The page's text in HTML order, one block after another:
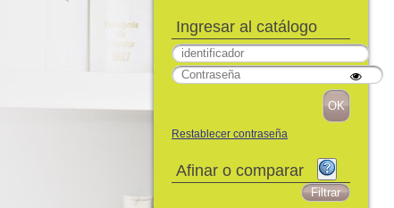
Ingresar al catálogo
Restablecer contraseña
Afinar o comparar